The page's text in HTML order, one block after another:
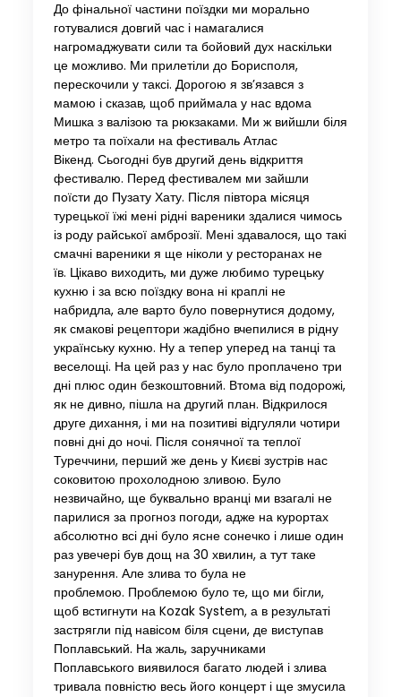
До фінальної частини поїздки ми морально
готувалися довгий час і намагалися
нагромаджувати сили та бойовий дух наскільки
це можливо. Ми прилетіли до Борисполя,
перескочили у таксі. Дорогою я зв’язався з
мамою і сказав, щоб приймала у нас вдома
Мишка з валізою та рюкзаками. Ми ж вийшли біля
метро та поїхали на фестиваль Атлас
Вікенд. Сьогодні був другий день відкриття
фестивалю. Перед фестивалем ми зайшли
поїсти до Пузату Хату. Після півтора місяця
турецької їжі мені рідні вареники здалися чимось
із роду райської амброзії. Мені здавалося, що такі
смачні вареники я ще ніколи у ресторанах не
їв. Цікаво виходить, ми дуже любимо турецьку
кухню і за всю поїздку вона ні краплі не
набридла, але варто було повернутися додому,
як смакові рецептори жадібно вчепилися в рідну
українську кухню. Ну а тепер уперед на танці та
веселощі. На цей раз у нас було проплачено три
дні плюс один безкоштовний. Втома від подорожі,
як не дивно, пішла на другий план. Відкрилося
друге дихання, і ми на позитиві відгуляли чотири
повні дні до ночі. Після сонячної та теплої
Туреччини, перший же день у Києві зустрів нас
соковитою прохолодною зливою. Було
незвичайно, ще буквально вранці ми взагалі не
парилися за прогноз погоди, адже на курортах
абсолютно всі дні було ясне сонечко і лише один
раз увечері був дощ на 30 хвилин, а тут таке
занурення. Але злива то була не
проблемою. Проблемою було те, що ми бігли,
щоб встигнути на Kozak System, а в результаті
застрягли під навісом біля сцени, де виступав
Поплавський. На жаль, заручниками
Поплавського виявилося багато людей і злива
тривала повністю весь його концерт і ще змусила